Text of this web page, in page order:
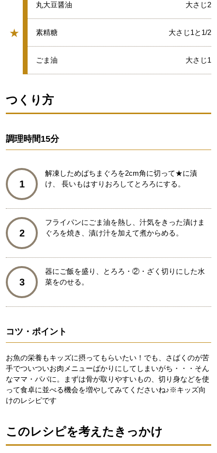
★
グループ
★
丸大豆醤油 大さじ2
★
素精糖 大さじ1と1/2
★
ごま油 大さじ1
つくり方
調理時間15分
1
解凍しためばちまぐろを2cm角に切って★に漬
け、 長いもはすりおろしてとろろにする。
2
フライパンにごま油を熱し、汁気をきった漬けま
ぐろを焼き、漬け汁を加えて煮からめる。
3
器にご飯を盛り、とろろ・②・ざく切りにした水
菜をのせる。
コツ・ポイント
お魚の栄養もキッズに摂ってもらいたい！でも、さばくのが苦
手でついついお肉メニューばかりにしてしまいがち・・・そん
なママ・パパに。まずは骨が取りやすいもの、切り身などを使
って食卓に並べる機会を増やしてみてくださいね♪※キッズ向
けのレシピです
このレシピを考えたきっかけ